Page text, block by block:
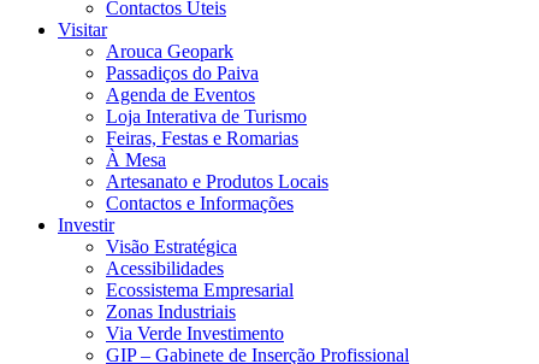
Contactos Úteis
Visitar
Arouca Geopark
Passadiços do Paiva
Agenda de Eventos
Loja Interativa de Turismo
Feiras, Festas e Romarias
À Mesa
Artesanato e Produtos Locais
Contactos e Informações
Investir
Visão Estratégica
Acessibilidades
Ecossistema Empresarial
Zonas Industriais
Via Verde Investimento
GIP – Gabinete de Inserção Profissional